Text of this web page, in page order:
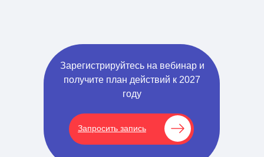
Запросить запись
Зарегистрируйтесь на вебинар и
получите план действий к 2027
году